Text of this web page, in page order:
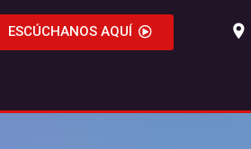
ESCÚCHANOS AQUÍ